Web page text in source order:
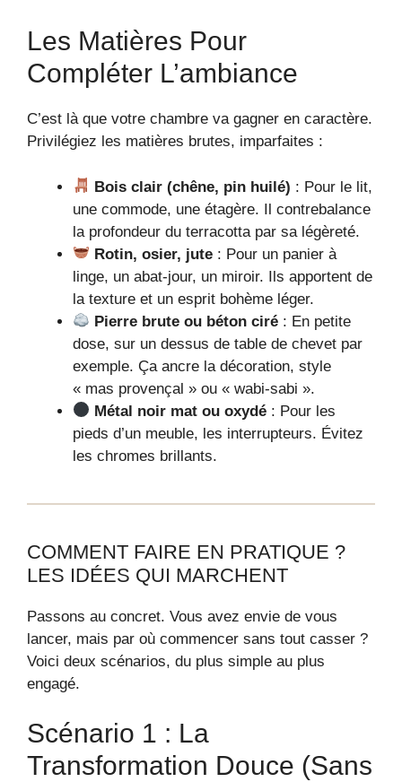
Les Matières Pour
Compléter L’ambiance
C’est là que votre chambre va gagner en caractère.
Privilégiez les matières brutes, imparfaites :
Bois clair (chêne, pin huilé) : Pour le lit,
une commode, une étagère. Il contrebalance
la profondeur du terracotta par sa légèreté.
Rotin, osier, jute : Pour un panier à
linge, un abat-jour, un miroir. Ils apportent de
la texture et un esprit bohème léger.
Pierre brute ou béton ciré : En petite
dose, sur un dessus de table de chevet par
exemple. Ça ancre la décoration, style
« mas provençal » ou « wabi-sabi ».
Métal noir mat ou oxydé : Pour les
pieds d’un meuble, les interrupteurs. Évitez
les chromes brillants.
COMMENT FAIRE EN PRATIQUE ?
LES IDÉES QUI MARCHENT
Passons au concret. Vous avez envie de vous
lancer, mais par où commencer sans tout casser ?
Voici deux scénarios, du plus simple au plus
engagé.
Scénario 1 : La
Transformation Douce (sans